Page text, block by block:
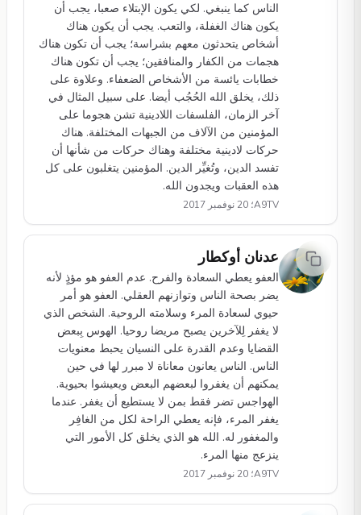
الناس كما ينبغي. لكي يكون الإبتلاء صعبا، يجب أن
يكون هناك الغفلة، والتعب. يجب أن يكون هناك
أشخاص يتحدثون معهم بشراسة؛ يجب أن تكون هناك
هجمات من الكفار والمنافقين؛ يجب أن تكون هناك
خطابات يائسة من الأشخاص الضعفاء. وعلاوة على
ذلك، يخلق الله الحُجُب أيضا. على سبيل المثال في
آخر الزمان، الفلسفات اللادينية تشن هجوما على
المؤمنين من الآلاف من الجبهات المختلفة. هناك
حركات لادينية مختلفة وهناك حركات من شأنها أن
تفسد الدين، وتُغيِّر الدين. المؤمنين يتغلبون على كل
هذه العقبات ويجدون الله.
A9TV؛ 20 نوفمبر 2017
عدنان أوكطار
العفو يعطي السعادة والفرح. عدم العفو هو مؤذٍ لأنه
يضر بصحة الناس وتوازنهم العقلي. العفو هو أمر
حيوي لسعادة المرء وسلامته الروحية. الشخص الذي
لا يغفر لِلآخرين يصبح مريضا روحيا. الهوس بِبعض
القضايا وعدم القدرة على النسيان يحبط معنويات
الناس. الناس يعانون معاناة لا مبرر لها في حين
يمكنهم أن يغفروا لبعضهم البعض ويعيشوا بحيوية.
الهواجس تضر فقط بمن لا يستطيع أن يغفر. عندما
يغفر المرء، فإنه يعطي الراحة لكل من الغافِر
والمغفور له. الله هو الذي يخلق كل الأمور التي
ينزعج منها المرء.
A9TV؛ 20 نوفمبر 2017